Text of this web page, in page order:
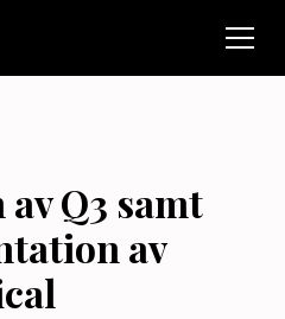
Q3 samt
av